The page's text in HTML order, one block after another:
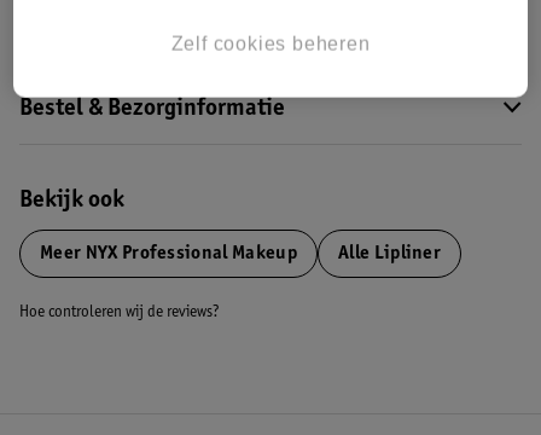
Bestel & Bezorginformatie
Bekijk ook
Meer NYX Professional Makeup Alle Lipliner
Hoe controleren wij de reviews?
Zelf cookies beheren